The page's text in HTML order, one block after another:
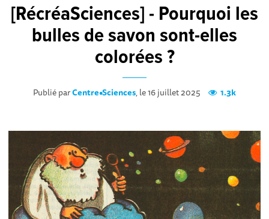
[RécréaSciences] - Pourquoi les
bulles de savon sont-elles
colorées ?
Publié parCentre•Sciences, le 16 juillet 2025 1.3k